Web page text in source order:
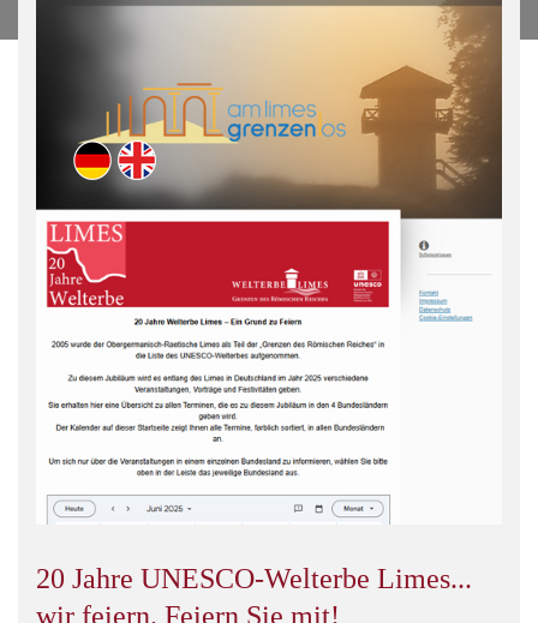
20 Jahre UNESCO-Welterbe Limes...
wir feiern. Feiern Sie mit!